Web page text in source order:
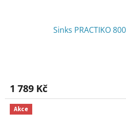
Sinks PRACTIKO
1 789 Kč
Akce